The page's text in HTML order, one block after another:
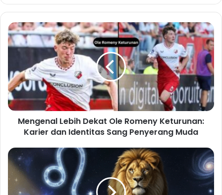
Mengenal Lebih Dekat Ole Romeny Keturunan:
Karier dan Identitas Sang Penyerang Muda